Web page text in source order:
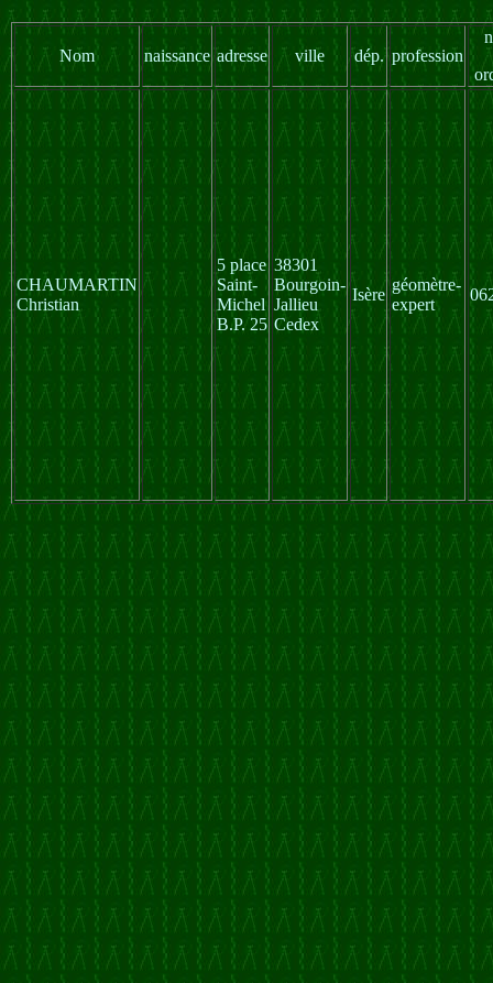
Nom naissance adresse ville dép. profession
CHAUMARTIN
Christian
5 place
Saint-
Michel
B.P. 25
38301
Bourgoin-
Jallieu
Cedex
Isère
géomètre-
expert